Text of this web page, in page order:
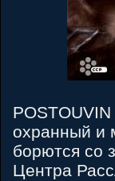
охранный и
борются со
Центра